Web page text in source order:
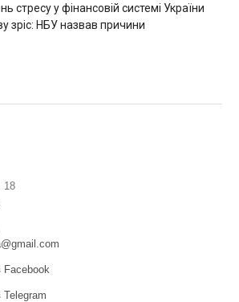
стресу у фінансовій системі України
зріс: НБУ назвав причини
18
Facebook
Telegram